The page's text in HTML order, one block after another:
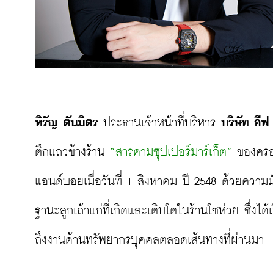
หิรัญ ตันมิตร ประธานเจ้าหน้าที่บริหาร บริษัท อีฟ
ตึกแถวข้างร้าน “สารคามซุปเปอร์มาร์เก็ต” ของคร
แอนด์บอยเมื่อวันที่ 1 สิงหาคม ปี 2548 ด้วยความ
ฐานะลูกเถ้าแก่ที่เกิดและเติบโตในร้านโชห่วย ซึ่ง
ถึงงานด้านทรัพยากรบุคคลตลอดเส้นทางที่ผ่านมา